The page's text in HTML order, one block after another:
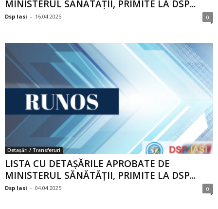
MINISTERUL SĂNĂTĂȚII, PRIMITE LA DSP...
Dsp Iasi - 16.04.2025 0
Detașări / Transferuri
LISTA CU DETAȘĂRILE APROBATE DE
MINISTERUL SĂNĂTĂȚII, PRIMITE LA DSP...
Dsp Iasi - 04.04.2025 0